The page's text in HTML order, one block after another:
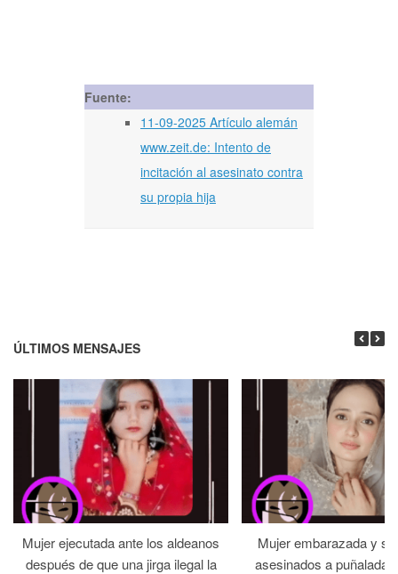
Fuente:
11-09-2025 Artículo alemán
www.zeit.de: Intento de
incitación al asesinato contra
su propia hija
ÚLTIMOS MENSAJES
Mujer ejecutada ante los aldeanos
después de que una jirga ilegal la
Mujer embarazada y
asesinados a